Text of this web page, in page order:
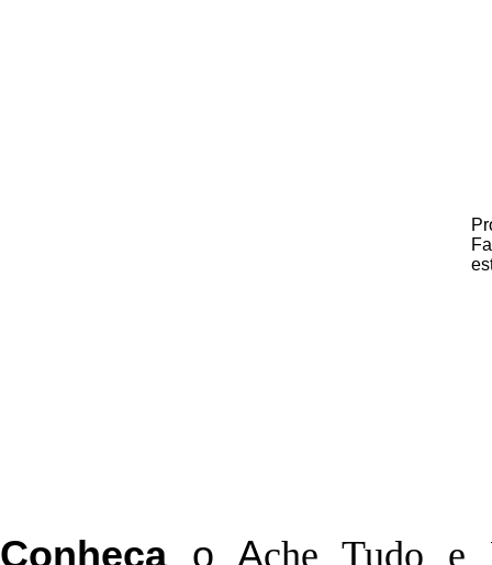
Conheça o Ache Tudo e